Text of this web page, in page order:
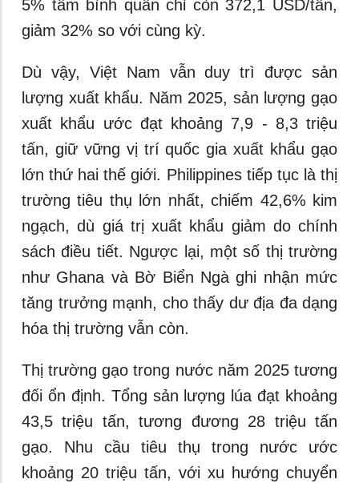
5% tấm bình quân chỉ còn 372,1 USD/tấn,
giảm 32% so với cùng kỳ.
Dù vậy, Việt Nam vẫn duy trì được sản
lượng xuất khẩu. Năm 2025, sản lượng gạo
xuất khẩu ước đạt khoảng 7,9 - 8,3 triệu
tấn, giữ vững vị trí quốc gia xuất khẩu gạo
lớn thứ hai thế giới. Philippines tiếp tục là thị
trường tiêu thụ lớn nhất, chiếm 42,6% kim
ngạch, dù giá trị xuất khẩu giảm do chính
sách điều tiết. Ngược lại, một số thị trường
như Ghana và Bờ Biển Ngà ghi nhận mức
tăng trưởng mạnh, cho thấy dư địa đa dạng
hóa thị trường vẫn còn.
Thị trường gạo trong nước năm 2025 tương
đối ổn định. Tổng sản lượng lúa đạt khoảng
43,5 triệu tấn, tương đương 28 triệu tấn
gạo. Nhu cầu tiêu thụ trong nước ước
khoảng 20 triệu tấn, với xu hướng chuyển